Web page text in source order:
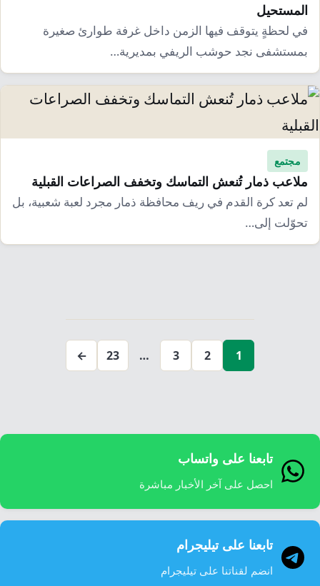
المستحيل
في لحظةٍ يتوقف فيها الزمن داخل غرفة طوارئ صغيرة
بمستشفى نجد حوشب الريفي بمديرية…
مجتمع
ملاعب ذمار تُنعش التماسك وتخفف الصراعات القبلية
لم تعد كرة القدم في ريف محافظة ذمار مجرد لعبة شعبية، بل
تحوّلت إلى…
تعدد
صفحات
1
2
3
…
23
←
تابعنا على واتساب
احصل على آخر الأخبار مباشرة
تابعنا على تيليجرام
انضم لقناتنا على تيليجرام